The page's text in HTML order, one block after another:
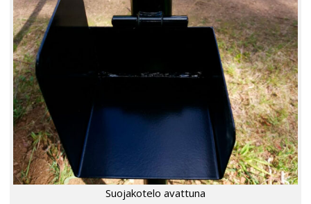
Suojakotelo avattuna